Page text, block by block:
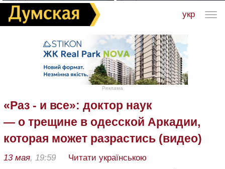
укр
Реклама
«Раз - и все»: доктор наук
— о трещине в одесской Аркадии,
которая может разрастись (видео)
13 мая, 19:59
Читати українською